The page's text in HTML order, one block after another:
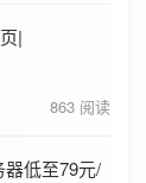
|
863 阅读
低至79元/